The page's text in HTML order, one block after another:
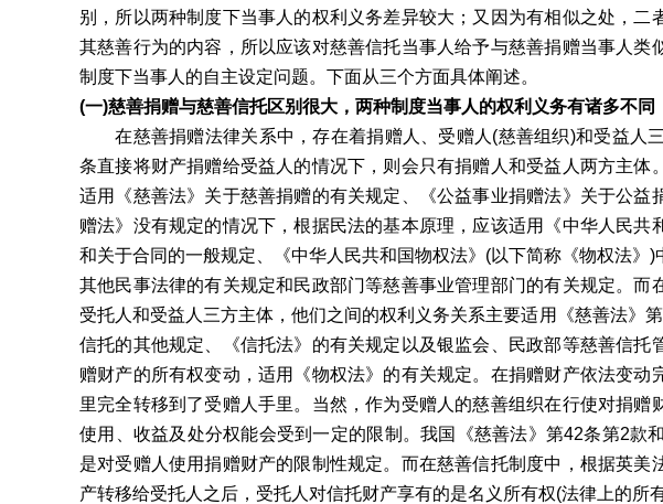
别，所以两种制度下当事人的权利义务差异较大；又因为有相似之处，二
其慈善行为的内容，所以应该对慈善信托当事人给予与慈善捐赠当事人类
制度下当事人的自主设定问题。下面从三个方面具体阐述。
(一)慈善捐赠与慈善信托区别很大，两种制度当事人的权利义务有诸多不同
在慈善捐赠法律关系中，存在着捐赠人、受赠人(慈善组织)和受益人
条直接将财产捐赠给受益人的情况下，则会只有捐赠人和受益人两方主体
适用《慈善法》关于慈善捐赠的有关规定、《公益事业捐赠法》关于公益
赠法》没有规定的情况下，根据民法的基本原理，应该适用《中华人民共
和关于合同的一般规定、《中华人民共和国物权法》(以下简称《物权法》
其他民事法律的有关规定和民政部门等慈善事业管理部门的有关规定。而
受托人和受益人三方主体，他们之间的权利义务关系主要适用《慈善法》
信托的其他规定、《信托法》的有关规定以及银监会、民政部等慈善信托
赠财产的所有权变动，适用《物权法》的有关规定。在捐赠财产依法变动
里完全转移到了受赠人手里。当然，作为受赠人的慈善组织在行使对捐赠
使用、收益及处分权能会受到一定的限制。我国《慈善法》第42条第2款
是对受赠人使用捐赠财产的限制性规定。而在慈善信托制度中，根据英美
产转移给受托人之后，受托人对信托财产享有的是名义所有权(法律上的所